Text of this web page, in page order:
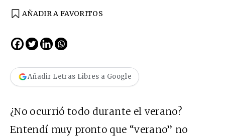
AÑADIR A FAVORITOS
Añadir Letras Libres a Google
¿No ocurrió todo durante el verano?
Entendí muy pronto que “verano” no